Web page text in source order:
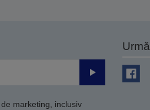
Trimiteți
marketing, inclusiv